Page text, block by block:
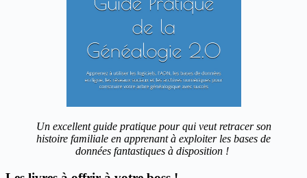
Un excellent guide pratique pour qui veut retracer son
histoire familiale en apprenant à exploiter les bases de
données fantastiques à disposition !